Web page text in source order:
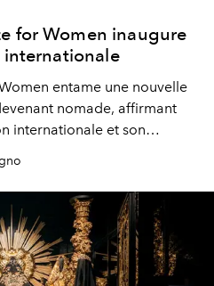
for Women inaugure
internationale
entame une nouvelle
nomade, affirmant
internationale et son
artistes femmes.